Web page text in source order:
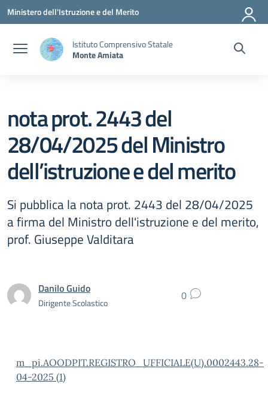
Vai ai contenuti
Vai al menu di navigazione
Vai al footer
Ministero dell'Istruzione e del Merito
Istituto Comprensivo Statale
Monte Amiata
nota prot. 2443 del
28/04/2025 del Ministro
dell’istruzione e del merito
Si pubblica la nota prot. 2443 del 28/04/2025
a firma del Ministro dell'istruzione e del merito,
prof. Giuseppe Valditara
Danilo Guido
Dirigente Scolastico 0
m_pi.AOODPIT.REGISTRO_UFFICIALE(U).0002443.28-
04-2025 (1)